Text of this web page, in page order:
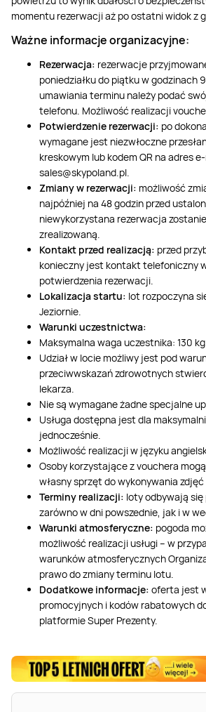
momentu rezerwacji aż po ostatni widok z
Ważne informacje organizacyjne:
Rezerwacja: rezerwacje
poniedziałku do piątku w godzinach
umawiania terminu należy podać
telefonu. Możliwość realizacji
Potwierdzenie rezerwacji: po
wymagane jest niezwłoczne
kreskowym lub kodem QR na adres
sales@skypoland.pl.
Zmiany w rezerwacji: możliwość
najpóźniej na 48 godzin przed
niewykorzystana rezerwacja
zrealizowaną.
Kontakt przed realizacją: przed
konieczny jest kontakt telefoniczny
potwierdzenia rezerwacji.
Lokalizacja startu: lot rozpoczyna
Jeziornie.
Warunki uczestnictwa:
Maksymalna waga uczestnika: 130
Udział w locie możliwy jest pod
przeciwwskazań zdrowotnych
lekarza.
Nie są wymagane żadne specjalne
Usługa dostępna jest dla
jednocześnie.
Możliwość realizacji w języku
Osoby korzystające z vouchera
własny sprzęt do wykonywania
Terminy realizacji: loty odbywają się
zarówno w dni powszednie, jak i w
Warunki atmosferyczne: pogoda
możliwość realizacji usługi – w
warunków atmosferycznych
prawo do zmiany terminu lotu.
Dodatkowe informacje: oferta jest
promocyjnych i kodów rabatowych
platformie Super Prezenty.